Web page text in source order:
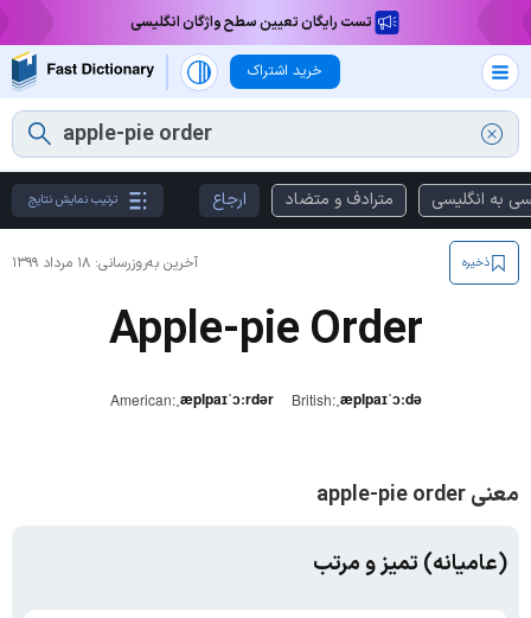
تست رایگان تعیین سطح واژگان انگلیسی
خرید اشتراک
به انگلیسی مترادف و متضاد ارجاع ترتیب نمایش نتایج
آخرین به‌روزرسانی: ۱۸ مرداد ۱۳۹۹ ذخیره
Apple-pie Order
American:ˌæplpaɪˈɔːrdər British:ˌæplpaɪˈɔːdə
معنی apple-pie order
(عامیانه) تمیز و مرتب